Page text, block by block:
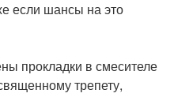
если шансы на это
прокладки в смесителе
трепету,